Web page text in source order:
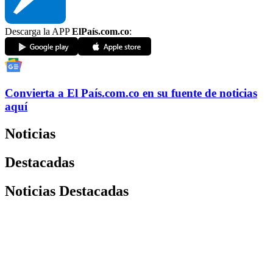
Descarga la APPElPaís.com.co:
Convierta a El País.com.co en su fuente de noticias
aquí
Noticias
Destacadas
Noticias Destacadas